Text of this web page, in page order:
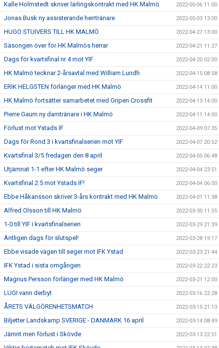
Kalle Holmstedt skriver lärlingskontrakt med HK Malmö 2022-05-06 11:00
Jonas Busk ny assisterande herrtränare 2022-05-03 13:00
HUGO STUIVERS TILL HK MALMÖ 2022-04-27 13:00
Säsongen över för HK Malmös herrar 2022-04-21 11:27
Dags för kvartsfinal nr 4 mot YIF 2022-04-20 02:00
HK Malmö tecknar 2-årsavtal med William Lundh 2022-04-15 08:58
ERIK HELGSTEN förlänger med HK Malmö 2022-04-14 11:00
HK Malmö fortsätter samarbetet med Gripen Crossfit 2022-04-13 14:00
Pierre Gaum ny damtränare i HK Malmö 2022-04-11 14:00
Förlust mot Ystads IF 2022-04-09 07:35
Dags för Rond 3 i kvartsfinalserien mot YIF 2022-04-07 20:52
Kvartsfinal 3/5 fredagen den 8 april 2022-04-05 06:48
Utjämnat 1-1 efter HK Malmö seger 2022-04-04 23:51
Kvartsfinal 2:5 mot Ystads IF! 2022-04-04 06:00
Ebbe Håkansson skriver 3-års kontrakt med HK Malmö 2022-04-01 11:38
Alfred Olsson till HK Malmö 2022-03-30 11:55
1-0 till YIF i kvartsfinalserien 2022-03-29 21:39
Äntligen dags för slutspel! 2022-03-28 19:17
Ebbe visade vägen till seger mot IFK Ystad 2022-03-23 21:44
IFK Ystad i sista omgången 2022-03-22 22:23
Magnus Persson förlänger med HK Malmö 2022-03-21 12:00
LUGI vann derbyt 2022-03-16 22:28
ÅRETS VÄLGÖRENHETSMATCH 2022-03-15 21:13
Biljetter Landskamp SVERIGE - DANMARK 16 april 2022-03-14 08:49
Jämnt men förlust i Skövde 2022-03-13 22:51